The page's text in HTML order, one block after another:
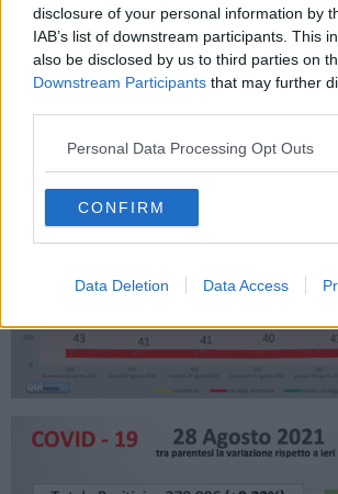
disclosure of your personal information by
IAB’s list of downstream participants. This
also be disclosed by us to third parties on
Downstream Participants that may further
Personal Data Processing Opt Outs
CONFIRM
Data Deletion Data Access